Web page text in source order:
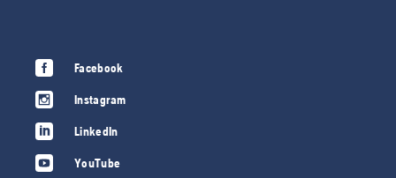
Facebook
Instagram
LinkedIn
YouTube